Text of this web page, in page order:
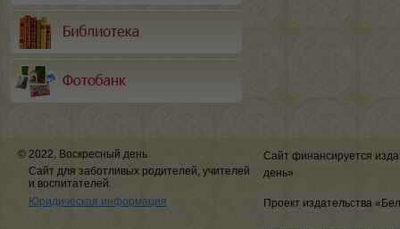
© 2022, Воскресный день
Сайт для заботливых родителей, учителей
и воспитателей.
Юридическая информация
Сайт финансируется
день»
Проект издательства